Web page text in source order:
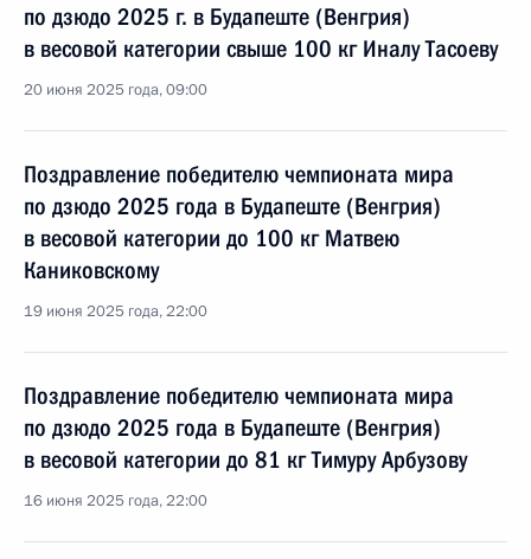
по дзюдо 2025 г. в Будапеште (Венгрия)
в весовой категории свыше 100 кг Иналу Тасоеву
20 июня 2025 года, 09:00
Поздравление победителю чемпионата мира
по дзюдо 2025 года в Будапеште (Венгрия)
в весовой категории до 100 кг Матвею
Каниковскому
19 июня 2025 года, 22:00
Поздравление победителю чемпионата мира
по дзюдо 2025 года в Будапеште (Венгрия)
в весовой категории до 81 кг Тимуру Арбузову
16 июня 2025 года, 22:00